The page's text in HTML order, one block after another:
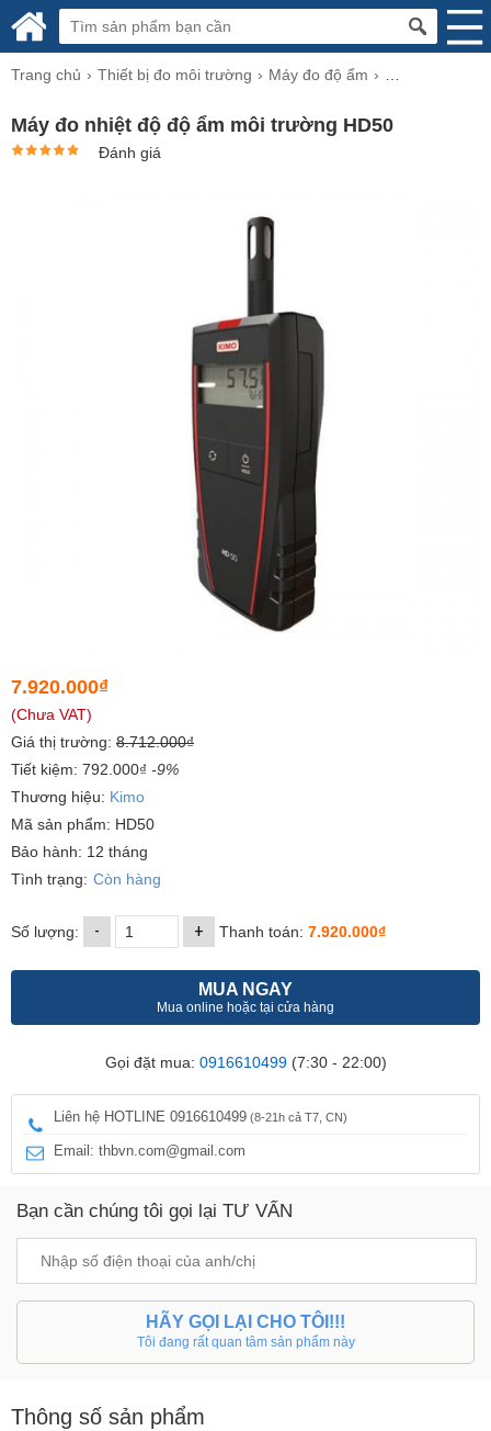
Trang chủ Thiết bị đo môi trường Máy đo độ ẩm
Máy đo nhiệt độ độ ẩm môi trường HD50
Đánh giá
7.920.000₫
(Chưa VAT)
Giá thị trường: 8.712.000₫
Tiết kiệm: 792.000₫ -9%
Thương hiệu: Kimo
Mã sản phẩm: HD50
Bảo hành: 12 tháng
Tình trạng: Còn hàng
Số lượng: - + Thanh toán: 7.920.000₫
MUA NGAY
Mua online hoặc tại cửa hàng
Gọi đặt mua: 0916610499(7:30 - 22:00)
Liên hệ HOTLINE 0916610499 (8-21h cả T7, CN)
Email: thbvn.com@gmail.com
Bạn cần chúng tôi gọi lại TƯ VẤN
HÃY GỌI LẠI CHO TÔI!!!
Tôi đang rất quan tâm sản phẩm này
Thông số sản phẩm